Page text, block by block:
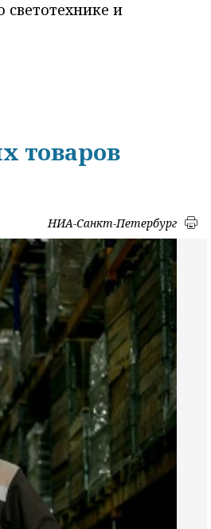
и
товаров
НИА-Санкт-Петербург